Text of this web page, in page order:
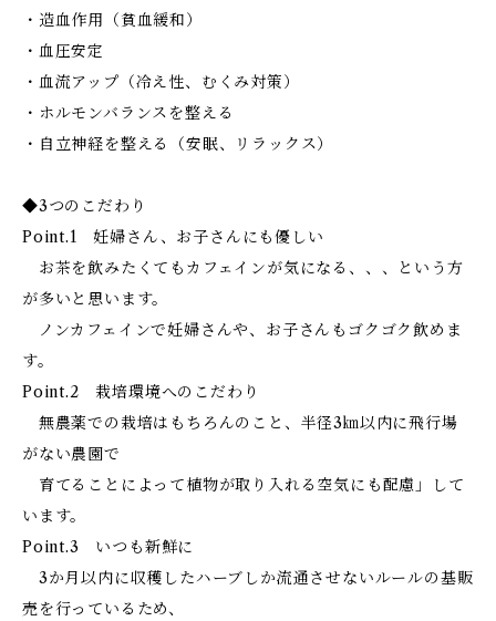
・造血作用（貧血緩和）
・血圧安定
・血流アップ（冷え性、むくみ対策）
・ホルモンバランスを整える
・自立神経を整える（安眠、リラックス）
◆3つのこだわり
Point.1 妊婦さん、お子さんにも優しい
お茶を飲みたくてもカフェインが気になる、、、という方
が多いと思います。
ノンカフェインで妊婦さんや、お子さんもゴクゴク飲めま
す。
Point.2 栽培環境へのこだわり
無農薬での栽培はもちろんのこと、半径3㎞以内に飛行場
がない農園で
育てることによって植物が取り入れる空気にも配慮」して
います。
Point.3 いつも新鮮に
3か月以内に収穫したハーブしか流通させないルールの基販
売を行っているため、